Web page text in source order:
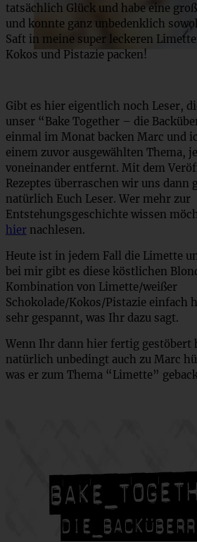
tatsächlich Glück und habe eine
und konnte ganz unbedenklich
Saft in meine super leckeren
Kokos und Pistazie packen!
Gibt es hier eigentlich noch Leser,
unser “Bake Together – die
einmal im Monat backen Marc und
einem zuvor ausgewählten Thema,
voneinander entfernt. Mit dem
Rezeptes überraschen wir uns dann
natürlich Euch Leser. Wer mehr zur
Entstehungsgeschichte wissen
hier nachlesen.
Heute ist in jedem Fall die Limette
bei mir gibt es diese köstlichen
Kombination von Limette/weißer
Schokolade/Kokos/Pistazie einfach
sehr gespannt, was Ihr dazu sagt.
Wenn Ihr dann hier fertig gestöbert
natürlich unbedingt auch zu Marc
was er zum Thema “Limette”